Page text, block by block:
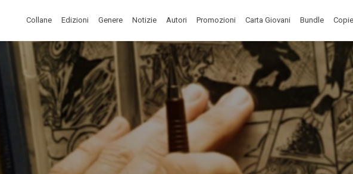
Collane Edizioni Genere Notizie Autori Promozioni Carta Giovani Bundle